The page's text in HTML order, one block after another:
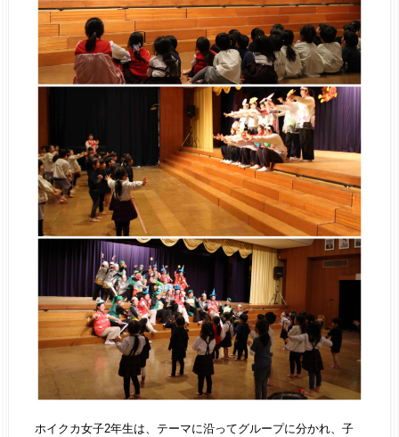
ホイクカ女子2年生は、テーマに沿ってグループに分かれ、子